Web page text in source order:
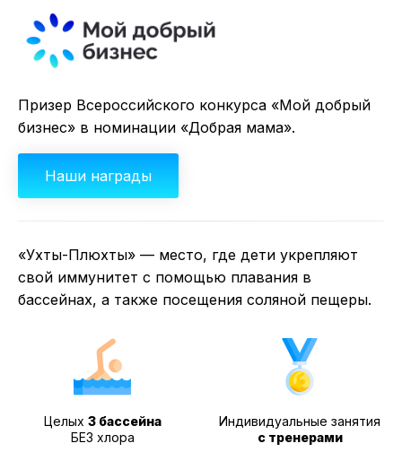
Призер Всероссийского конкурса «Мой добрый
бизнес» в номинации «Добрая мама».
Наши награды
«Ухты-Плюхты» — место, где дети укрепляют
свой иммунитет с помощью плавания в
бассейнах, а также посещения соляной пещеры.
Целых 3 бассейна
БЕЗ хлора
Индивидуальные занятия
с тренерами